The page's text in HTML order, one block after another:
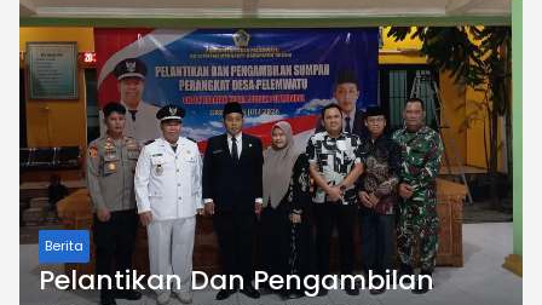
Berita
Pelantikan Dan Pengambilan